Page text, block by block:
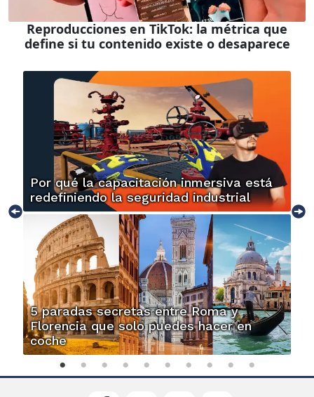
Reproducciones en TikTok: la métrica que
define si tu contenido existe o desaparece
Por qué la capacitación inmersiva está
redefiniendo la seguridad industrial
5 paradas secretas entre Roma y
Florencia que solo puedes hacer en
coche